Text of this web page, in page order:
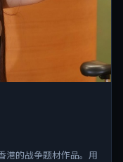
港的战争题材作品。用